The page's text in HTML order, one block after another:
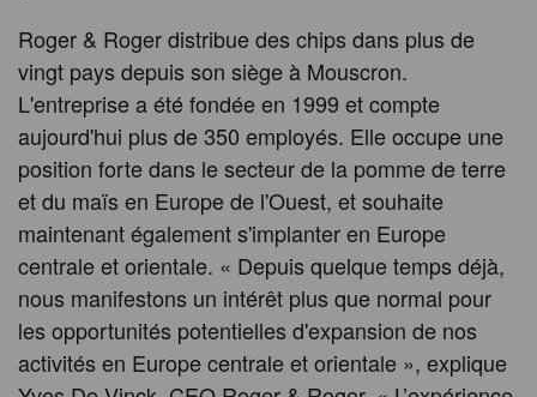
Roger & Roger distribue des chips dans plus de
vingt pays depuis son siège à Mouscron.
L'entreprise a été fondée en 1999 et compte
aujourd'hui plus de 350 employés. Elle occupe une
position forte dans le secteur de la pomme de terre
et du maïs en Europe de l'Ouest, et souhaite
maintenant également s'implanter en Europe
centrale et orientale. « Depuis quelque temps déjà,
nous manifestons un intérêt plus que normal pour
les opportunités potentielles d'expansion de nos
activités en Europe centrale et orientale », explique